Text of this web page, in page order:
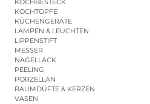
KOCHBESTECK
KOCHTÖPFE
KÜCHENGERÄTE
LAMPEN & LEUCHTEN
LIPPENSTIFT
MESSER
NAGELLACK
PEELING
PORZELLAN
RAUMDÜFTE & KERZEN
VASEN